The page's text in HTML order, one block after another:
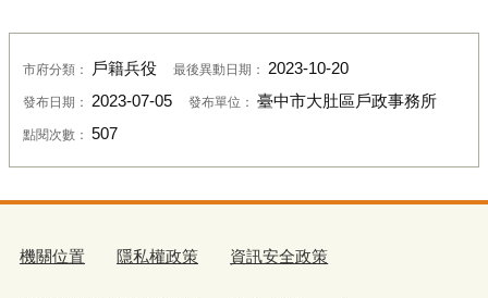
市府分類： 戶籍兵役 最後異動日期： 2023-10-20
發布日期： 2023-07-05 發布單位： 臺中市大肚區戶政事務所
點閱次數： 507
機關位置 隱私權政策 資訊安全政策